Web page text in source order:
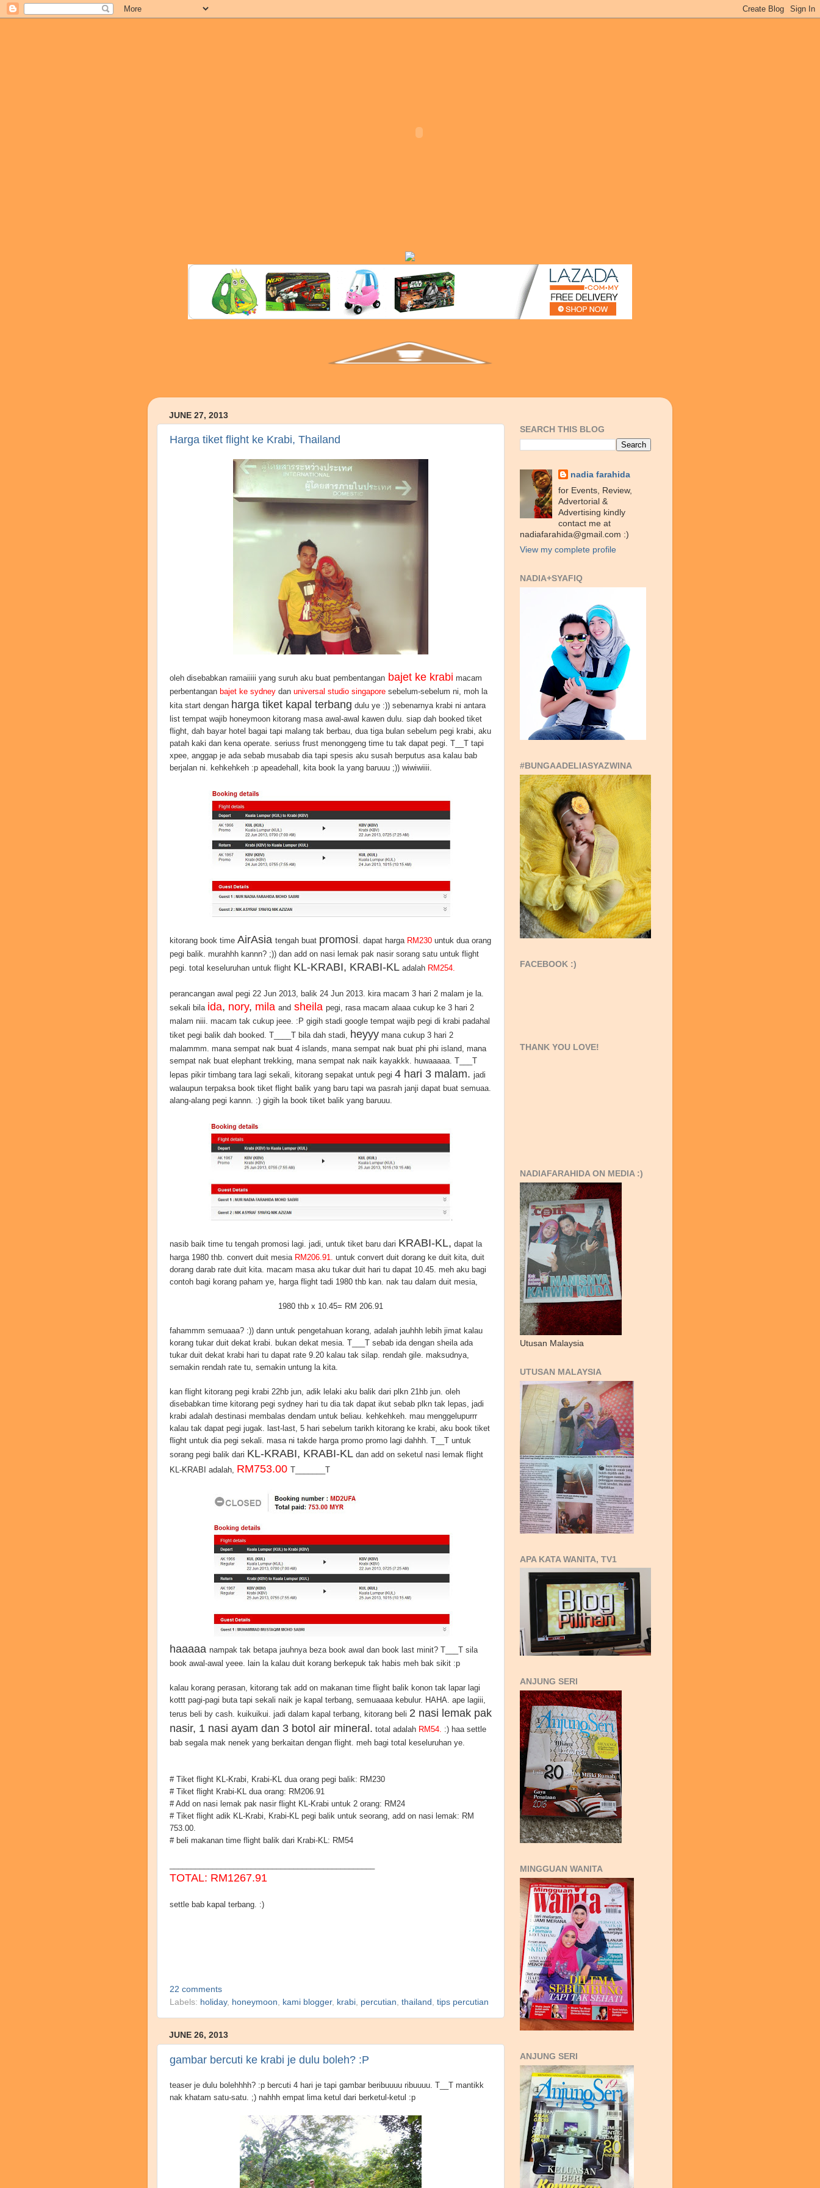
JUNE 27, 2013
Harga tiket flight ke Krabi, Thailand
oleh disebabkan ramaiiiii yang suruh aku buat pembentangan bajet ke krabi macam
perbentangan bajet ke sydney dan universal studio singapore sebelum-sebelum ni, moh la
kita start dengan harga tiket kapal terbang dulu ye :)) sebenarnya krabi ni antara
list tempat wajib honeymoon kitorang masa awal-awal kawen dulu. siap dah booked tiket
flight, dah bayar hotel bagai tapi malang tak berbau, dua tiga bulan sebelum pegi krabi, aku
patah kaki dan kena operate. seriuss frust menonggeng time tu tak dapat pegi. T__T tapi
xpee, anggap je ada sebab musabab dia tapi spesis aku susah berputus asa kalau bab
berjalan ni. kehkehkeh :p apeadehall, kita book la yang baruuu ;)) wiwiwiiii.
kitorang book time AirAsia tengah buat promosi . dapat harga RM230 untuk dua orang
pegi balik. murahhh kannn? ;)) dan add on nasi lemak pak nasir sorang satu untuk flight
pegi. total keseluruhan untuk flight KL-KRABI, KRABI-KL adalah RM254.
perancangan awal pegi 22 Jun 2013, balik 24 Jun 2013. kira macam 3 hari 2 malam je la.
sekali bila ida, nory, mila and sheila pegi, rasa macam alaaa cukup ke 3 hari 2
malam niii. macam tak cukup jeee. :P gigih stadi google tempat wajib pegi di krabi padahal
tiket pegi balik dah booked. T____T bila dah stadi, heyyy mana cukup 3 hari 2
malammm. mana sempat nak buat 4 islands, mana sempat nak buat phi phi island, mana
sempat nak buat elephant trekking, mana sempat nak naik kayakkk. huwaaaaa. T___T
lepas pikir timbang tara lagi sekali, kitorang sepakat untuk pegi 4 hari 3 malam. jadi
walaupun terpaksa book tiket flight balik yang baru tapi wa pasrah janji dapat buat semuaa.
alang-alang pegi kannn. :) gigih la book tiket balik yang baruuu.
nasib baik time tu tengah promosi lagi. jadi, untuk tiket baru dari KRABI-KL, dapat la
harga 1980 thb. convert duit mesia RM206.91.
untuk convert duit dorang ke duit kita, duit
dorang darab rate duit kita. macam masa aku tukar duit hari tu dapat 10.45. meh aku bagi
contoh bagi korang paham ye, harga flight tadi 1980 thb kan. nak tau dalam duit mesia,
1980 thb x 10.45= RM 206.91
fahammm semuaaa? :)) dann untuk pengetahuan korang, adalah jauhhh lebih jimat kalau
korang tukar duit dekat krabi. bukan dekat mesia. T___T sebab ida dengan sheila ada
tukar duit dekat krabi hari tu dapat rate 9.20 kalau tak silap. rendah gile. maksudnya,
semakin rendah rate tu, semakin untung la kita.
kan flight kitorang pegi krabi 22hb jun, adik lelaki aku balik dari plkn 21hb jun. oleh
disebabkan time kitorang pegi sydney hari tu dia tak dapat ikut sebab plkn tak lepas, jadi
krabi adalah destinasi membalas dendam untuk beliau. kehkehkeh. mau menggelupurrr
kalau tak dapat pegi jugak. last-last, 5 hari sebelum tarikh kitorang ke krabi, aku book tiket
flight untuk dia pegi sekali. masa ni takde harga promo promo lagi dahhh. T__T untuk
sorang pegi balik dari KL-KRABI, KRABI-KL dan add on seketul nasi lemak flight
KL-KRABI adalah, RM753.00 T_______T
haaaaa nampak tak betapa jauhnya beza book awal dan book last minit? T___T sila
book awal-awal yeee. lain la kalau duit korang berkepuk tak habis meh bak sikit :p
kalau korang perasan, kitorang tak add on makanan time flight balik konon tak lapar lagi
kottt pagi-pagi buta tapi sekali naik je kapal terbang, semuaaaa kebulur. HAHA. ape lagiii,
terus beli by cash. kuikuikui. jadi dalam kapal terbang, kitorang beli 2 nasi lemak pak
nasir, 1 nasi ayam dan 3 botol air mineral. total adalah RM54. :) haa settle
bab segala mak nenek yang berkaitan dengan flight. meh bagi total keseluruhan ye.
# Tiket flight KL-Krabi, Krabi-KL dua orang pegi balik: RM230
# Tiket flight Krabi-KL dua orang: RM206.91
# Add on nasi lemak pak nasir flight KL-Krabi untuk 2 orang: RM24
# Tiket flight adik KL-Krabi, Krabi-KL pegi balik untuk seorang, add on nasi lemak: RM
753.00.
# beli makanan time flight balik dari Krabi-KL: RM54
TOTAL: RM1267.91
settle bab kapal terbang. :)
22 comments
Labels: holiday, honeymoon, kami blogger, krabi, percutian, thailand , tips percutian
JUNE 26, 2013
gambar bercuti ke krabi je dulu boleh? :P
teaser je dulu bolehhhh? :p bercuti 4 hari je tapi gambar beribuuuu ribuuuu. T__T mantikk
nak khatam satu-satu. ;) nahhh empat lima ketul dari berketul-ketul :p
SEARCH THIS BLOG
nadia farahida
for Events, Review,
Advertorial &
Advertising kindly
contact me at
nadiafarahida@gmail.com :)
View my complete profile
NADIA+SYAFIQ
#BUNGAADELIASYAZWINA
FACEBOOK :)
THANK YOU LOVE!
NADIAFARAHIDA ON MEDIA :)
Utusan Malaysia
UTUSAN MALAYSIA
APA KATA WANITA, TV1
ANJUNG SERI
MINGGUAN WANITA
ANJUNG SERI